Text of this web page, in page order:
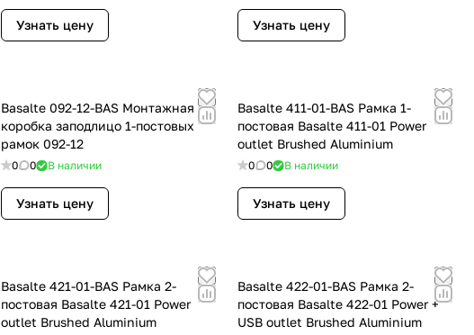
Узнать цену Узнать цену
Basalte 092-12-BAS Монтажная
коробка заподлицо 1-постовых
рамок 092-12
0 0 В наличии
Узнать цену
Basalte 411-01-BAS Рамка 1-
постовая Basalte 411-01 Power
outlet Brushed Aluminium
0 0 В наличии
Узнать цену
Basalte 421-01-BAS Рамка 2-
постовая Basalte 421-01 Power
outlet Brushed Aluminium
Basalte 422-01-BAS Рамка 2-
постовая Basalte 422-01 Power +
USB outlet Brushed Aluminium